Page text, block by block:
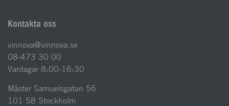
Kontakta oss
vinnova@vinnova.se
08-473 30 00
Vardagar 8:00-16:30
Mäster Samuelsgatan 56
101 58 Stockholm